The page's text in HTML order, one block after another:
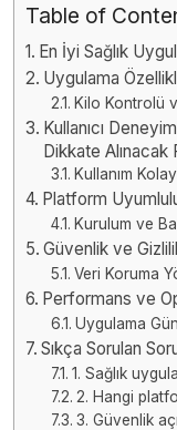
Table of
En İyi Sağlık
Uygulama
Kilo Kontrolü
Kullanıcı
Dikkate Alınacak
Kullanım
Platform
Kurulum ve
Güvenlik ve
Veri Koruma
Performans ve
Uygulama
Sıkça Sorulan
1. Sağlık
2. Hangi
3. Güvenlik